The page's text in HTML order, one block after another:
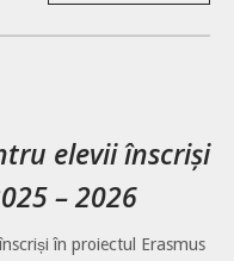
elevii înscriși
– 2026
în proiectul Erasmus